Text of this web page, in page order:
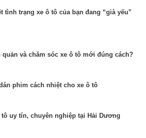
tình trạng xe ô tô của bạn đang “già yếu”
quản và chăm sóc xe ô tô mới đúng cách?
phim cách nhiệt cho xe ô tô
uy tín, chuyên nghiệp tại Hải Dương